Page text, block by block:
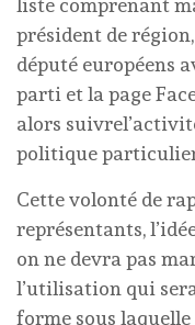
liste comprenant
président de
député européens
parti et la page
alors
politique
Cette volonté de
représentants,
on ne devra pas
l’utilisation qui
forme sous